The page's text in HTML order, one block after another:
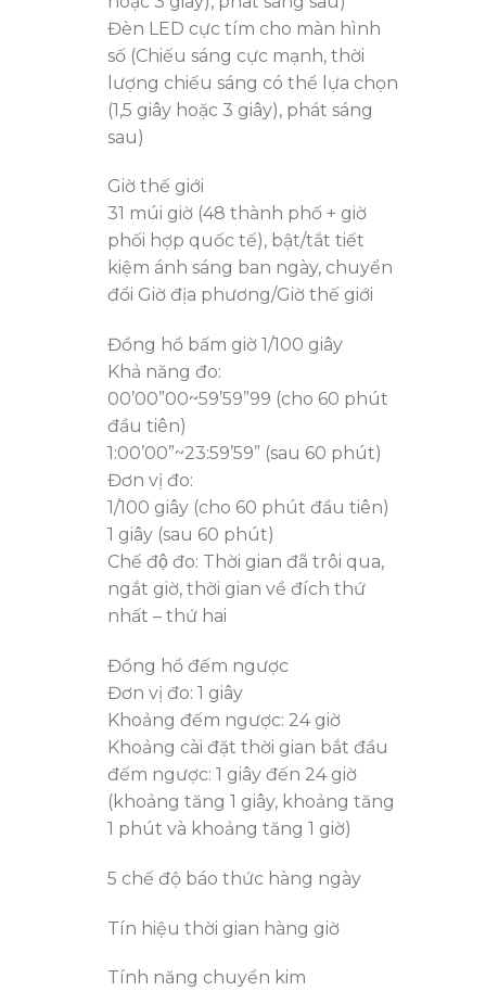
Đèn LED cực tím cho màn hình
số (Chiếu sáng cực mạnh, thời
lượng chiếu sáng có thể lựa chọn
(1,5 giây hoặc 3 giây), phát sáng
sau)
Giờ thế giới
31 múi giờ (48 thành phố + giờ
phối hợp quốc tế), bật/tắt tiết
kiệm ánh sáng ban ngày, chuyển
đổi Giờ địa phương/Giờ thế giới
Đồng hồ bấm giờ 1/100 giây
Khả năng đo:
00’00”00~59’59”99 (cho 60 phút
đầu tiên)
1:00’00”~23:59’59” (sau 60 phút)
Đơn vị đo:
1/100 giây (cho 60 phút đầu tiên)
1 giây (sau 60 phút)
Chế độ đo: Thời gian đã trôi qua,
ngắt giờ, thời gian về đích thứ
nhất – thứ hai
Đồng hồ đếm ngược
Đơn vị đo: 1 giây
Khoảng đếm ngược: 24 giờ
Khoảng cài đặt thời gian bắt đầu
đếm ngược: 1 giây đến 24 giờ
(khoảng tăng 1 giây, khoảng tăng
1 phút và khoảng tăng 1 giờ)
5 chế độ báo thức hàng ngày
Tín hiệu thời gian hàng giờ
Tính năng chuyển kim